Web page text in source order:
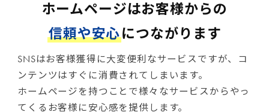
ホームページはお客様からの
信頼や安心につながります
SNSはお客様獲得に大変便利なサービスですが、コ
ンテンツはすぐに消費されてしまいます。
ホームページを持つことで様々なサービスからやっ
てくるお客様に安心感を提供します。